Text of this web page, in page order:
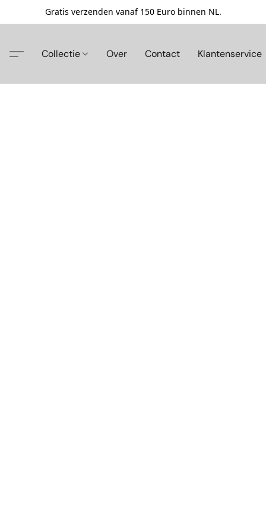
Gratis verzenden vanaf 150 Euro binnen NL.
Collectie Over Contact Klantenservice